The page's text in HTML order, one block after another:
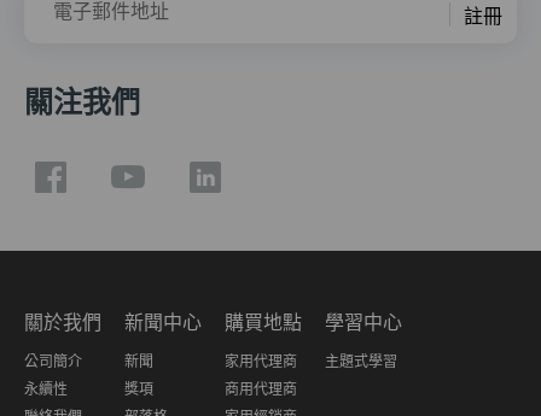
電子郵件地址 註冊
關注我們
關於我們
公司簡介
永續性
新聞中心
新聞
獎項
購買地點
家用代理商
商用代理商
學習中心
主題式學習